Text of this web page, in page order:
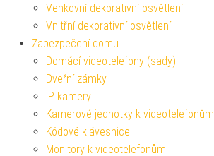
Venkovní dekorativní osvětlení
Vnitřní dekorativní osvětlení
Zabezpečení domu
Domácí videotelefony (sady)
Dveřní zámky
IP kamery
Kamerové jednotky k videotelefonům
Kódové klávesnice
Monitory k videotelefonům